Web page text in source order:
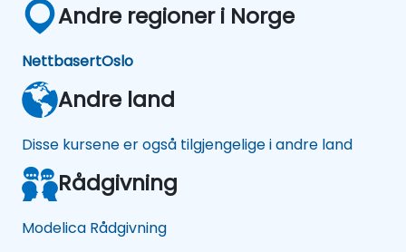
Andre regioner i Norge
NettbasertOslo
Andre land
Disse kursene er også tilgjengelige i andre land
Rådgivning
Modelica Rådgivning